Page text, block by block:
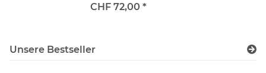
CHF 72,00 *
Unsere Bestseller